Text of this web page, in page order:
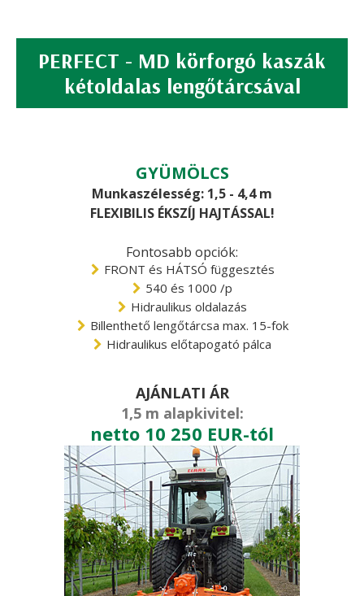
PERFECT - MD körforgó kaszák
kétoldalas lengőtárcsával
GYÜMÖLCS
Munkaszélesség: 1,5 - 4,4 m
FLEXIBILIS ÉKSZÍJ HAJTÁSSAL!
Fontosabb opciók:
FRONT és HÁTSÓ függesztés
540 és 1000 /p
Hidraulikus oldalazás
Billenthető lengőtárcsa max. 15-fok
Hidraulikus előtapogató pálca
AJÁNLATI ÁR
1,5 m alapkivitel:
netto 10 250 EUR-tól